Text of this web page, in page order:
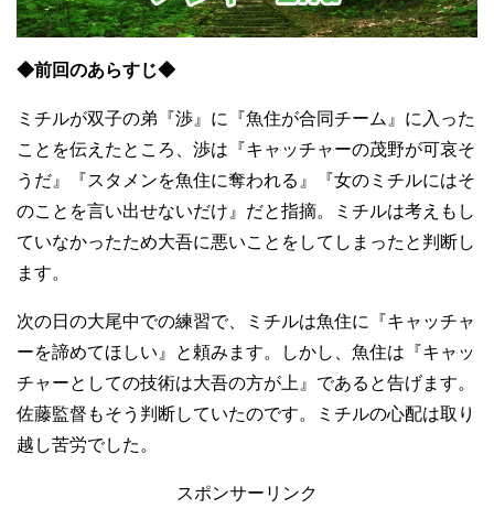
◆前回のあらすじ◆
ミチルが双子の弟『渉』に『魚住が合同チーム』に入った
ことを伝えたところ、渉は『キャッチャーの茂野が可哀そ
うだ』『スタメンを魚住に奪われる』『女のミチルにはそ
のことを言い出せないだけ』だと指摘。ミチルは考えもし
ていなかったため大吾に悪いことをしてしまったと判断し
ます。
次の日の大尾中での練習で、ミチルは魚住に『キャッチャ
ーを諦めてほしい』と頼みます。しかし、魚住は『キャッ
チャーとしての技術は大吾の方が上』であると告げます。
佐藤監督もそう判断していたのです。ミチルの心配は取り
越し苦労でした。
スポンサーリンク